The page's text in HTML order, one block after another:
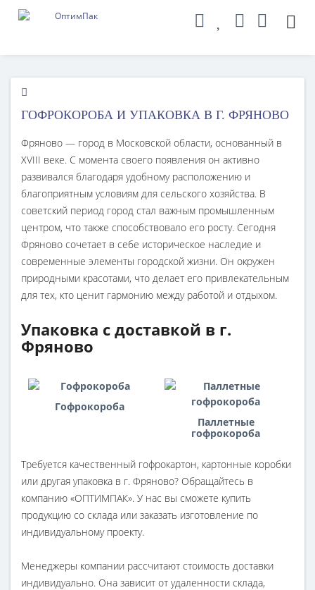
ГОФРОКОРОБА И УПАКОВКА В Г. ФРЯНОВО
Фряново — город в Московской области, основанный в
XVIII веке. С момента своего появления он активно
развивался благодаря удобному расположению и
благоприятным условиям для сельского хозяйства. В
советский период город стал важным промышленным
центром, что также способствовало его росту. Сегодня
Фряново сочетает в себе историческое наследие и
современные элементы городской жизни. Он окружен
природными красотами, что делает его привлекательным
для тех, кто ценит гармонию между работой и отдыхом.
Упаковка с доставкой в г.
Фряново
Гофрокороба
Паллетные
гофрокороба
Требуется качественный гофрокартон, картонные коробки
или другая упаковка в г. Фряново? Обращайтесь в
компанию «ОПТИМПАК». У нас вы сможете купить
продукцию со склада или заказать изготовление по
индивидуальному проекту.
Менеджеры компании рассчитают стоимость доставки
индивидуально. Она зависит от удаленности склада,